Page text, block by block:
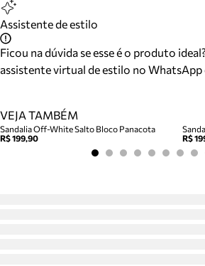
Assistente de estilo
Ficou na dúvida se esse é o produto
assistente virtual de estilo no WhatsApp
VEJA TAMBÉM
Sandalia Off-White Salto Bloco Panacota
R$ 199,90
R$